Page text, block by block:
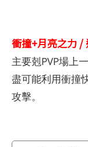
衝撞+月亮之力 /
主要剋PVP場上
盡可能利用衝撞
攻擊。